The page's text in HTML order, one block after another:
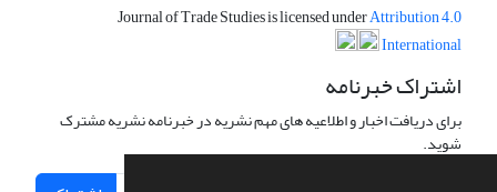
Journal of Trade Studies is licensed underAttribution 4.0
International
اشتراک خبرنامه
برای دریافت اخبار و اطلاعیه های مهم نشریه در خبرنامه نشریه مشترک
شوید.